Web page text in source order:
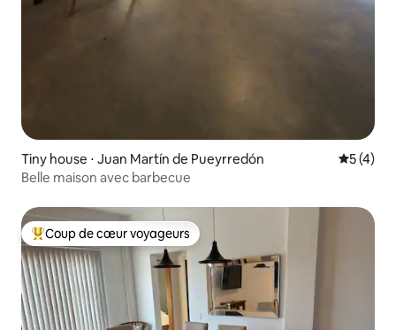
Tiny house ⋅ Juan Martín de Pueyrredón
5 (4)
Belle maison avec barbecue
Coups de cœur voyageurs les plus appréciés
Coup de cœur voyageurs